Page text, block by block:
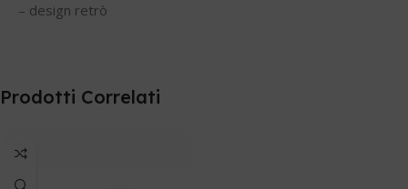
– design retrò
Prodotti Correlati